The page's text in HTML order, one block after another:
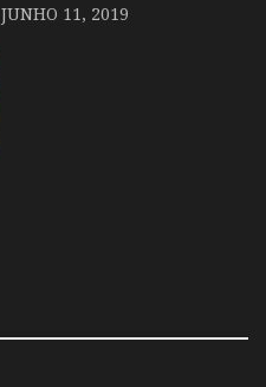
JUNHO 11, 2019